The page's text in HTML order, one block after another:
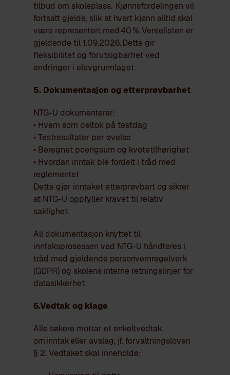
tilbud om skoleplass. Kjønnsfordelingen vil
fortsatt gjelde, slik at hvert kjønn alltid skal
være representert med 40 %. Ventelisten er
gjeldende til 1.09.2026.Dette gir
fleksibilitet og forutsigbarhet ved
endringer i elevgrunnlaget.
5. Dokumentasjon og etterprøvbarhet
NTG-U dokumenterer:
• Hvem som deltok på testdag
• Testresultater per øvelse
• Beregnet poengsum og kvotetilhørighet
• Hvordan inntak ble fordelt i tråd med
reglementet
Dette gjør inntaket etterprøvbart og sikrer
at NTG-U oppfyller kravet til relativ
saklighet.
All dokumentasjon knyttet til
inntaksprosessen ved NTG-U håndteres i
tråd med gjeldende personvernregelverk
(GDPR) og skolens interne retningslinjer for
datasikkerhet.
6.Vedtak og klage
Alle søkere mottar et enkeltvedtak
om inntak eller avslag, jf. forvaltningsloven
§ 2. Vedtaket skal inneholde: